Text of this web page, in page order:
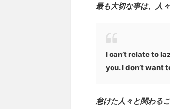
最も大切な事は、人
I can’t relate to
you. I don’t want
怠けた人々と関わる